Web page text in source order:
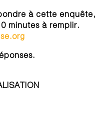
à cette enquête,
minutes à remplir.